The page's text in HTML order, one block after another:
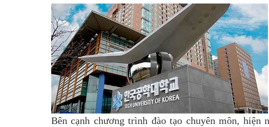
Bên cạnh chương trình đào tạo chuyên môn, hiện